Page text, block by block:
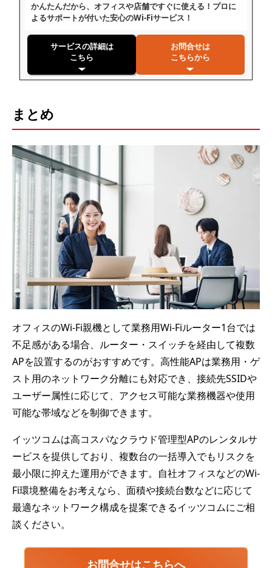
かんたんだから、オフィスや店舗ですぐに使える！プロに
よるサポートが付いた安心のWi-Fiサービス！
サービスの詳細は
こちら
お問合せは
こちらから
まとめ
オフィスのWi-Fi親機として業務用Wi-Fiルーター1台では
不足感がある場合、ルーター・スイッチを経由して複数
APを設置するのがおすすめです。高性能APは業務用・ゲ
スト用のネットワーク分離にも対応でき、接続先SSIDや
ユーザー属性に応じて、アクセス可能な業務機器や使用
可能な帯域などを制御できます。
イッツコムは高コスパなクラウド管理型APのレンタルサ
ービスを提供しており、複数台の一括導入でもリスクを
最小限に抑えた運用ができます。自社オフィスなどのWi-
Fi環境整備をお考えなら、面積や接続台数などに応じて
最適なネットワーク構成を提案できるイッツコムにご相
談ください。
お問合せはこちらへ